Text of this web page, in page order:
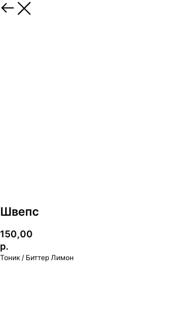
Швепс
150,00
р.
Тоник / Биттер Лимон